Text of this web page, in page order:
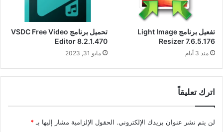
تفعيل برنامج Light Image
Resizer 7.6.5.176
منذ 3 أيام
تحميل برنامج VSDC Free Video
Editor 8.2.1.470
مايو 31, 2023
اترك تعليقاً
لن يتم نشر عنوان بريدك الإلكتروني. الحقول الإلزامية مشار إليها بـ *